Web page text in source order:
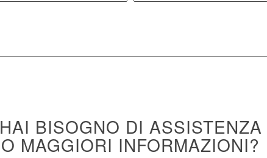
HAI BISOGNO DI ASSISTENZA
O MAGGIORI INFORMAZIONI?